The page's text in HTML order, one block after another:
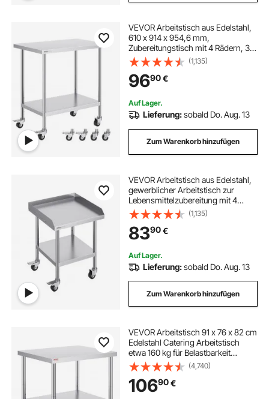
VEVOR Arbeitstisch aus Edelstahl,
610 x 914 x 954,6 mm,
Zubereitungstisch mit 4 Rädern, 3
einstellbaren Höhenstufen,
Arbeitstisch zur
Lebensmittelzubereitung für
gewerbliche Küchen und
Restaurants
(1,135)
9690€
Auf Lager.
Lieferung:sobald Do. Aug. 13
Zum Warenkorb hinzufügen
VEVOR Arbeitstisch aus Edelstahl,
gewerblicher Arbeitstisch zur
Lebensmittelzubereitung mit 4
Rädern, 3-seitiger
Spritzschutzwand, 610 x 610 x 762
mm Arbeitstisch, Arbeitstisch für
Restaurants
(1,135)
8390€
Auf Lager.
Lieferung:sobald Do. Aug. 13
Zum Warenkorb hinzufügen
VEVOR Arbeitstisch 91 x 76 x 82 cm
Edelstahl Catering Arbeitstisch
etwa 160 kg für Belastbarkeit
Lebensmittel Zubereitungstisch
Gewerbliche Arbeitstisch für Küche
Bar Restaurantar 4 verstellbare
Füße
(4,740)
10690€